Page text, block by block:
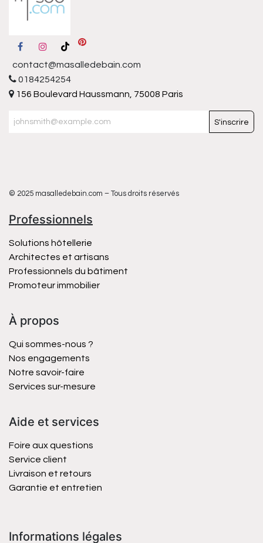
contact@masalledebain.com
0184254254
156 Boulevard Haussmann, 75008 Paris
S'inscrire
© 2025 masalledebain.com – Tous droits réservés
Professionnels
Solutions hôtellerie
Architectes et artisans
Professionnels du bâtiment
Promoteur immobilier
À propos
Qui sommes-nous ?
Nos engagements
Notre savoir-faire
Services sur-mesure
Aide et services
Foire aux questions
Service client
Livraison et retours
Garantie et entretien
Informations légales